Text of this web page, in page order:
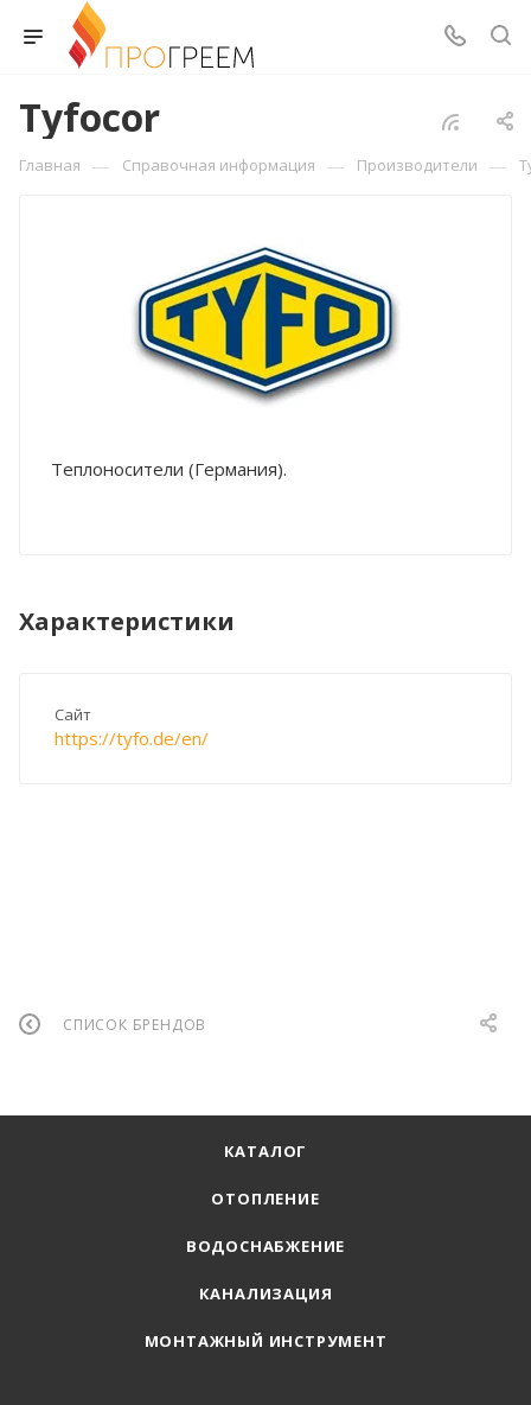
Tyfocor
Главная — Справочная информация — Производители —
Теплоносители (Германия).
Характеристики
Сайт
https://tyfo.de/en/
СПИСОК БРЕНДОВ
КАТАЛОГ
ОТОПЛЕНИЕ
ВОДОСНАБЖЕНИЕ
КАНАЛИЗАЦИЯ
МОНТАЖНЫЙ ИНСТРУМЕНТ